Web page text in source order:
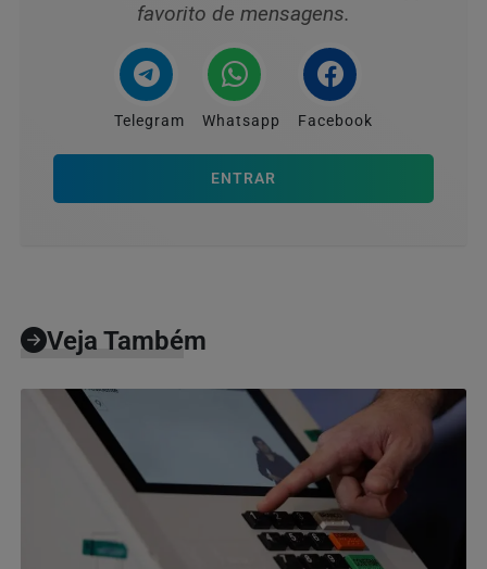
favorito de mensagens.
Telegram Whatsapp Facebook
ENTRAR
Veja Também